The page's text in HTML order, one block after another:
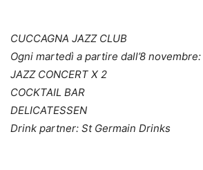
CUCCAGNA JAZZ CLUB
Ogni martedì a partire dall’8 novembre:
JAZZ CONCERT X 2
COCKTAIL BAR
DELICATESSEN
Drink partner: St Germain Drinks